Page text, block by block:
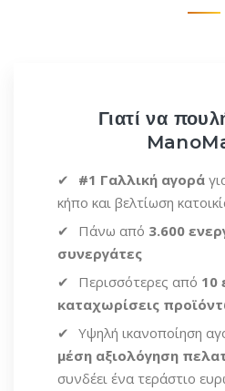
Γιατί να
#1 Γαλλική αγορά
κήπο και βελτίωση
Πάνω από 3.600
συνεργάτες
Περισσότερες από 10
καταχωρίσεις
Υψηλή ικανοποίηση
μέση αξιολόγηση
συνδέει ένα τεράστιο